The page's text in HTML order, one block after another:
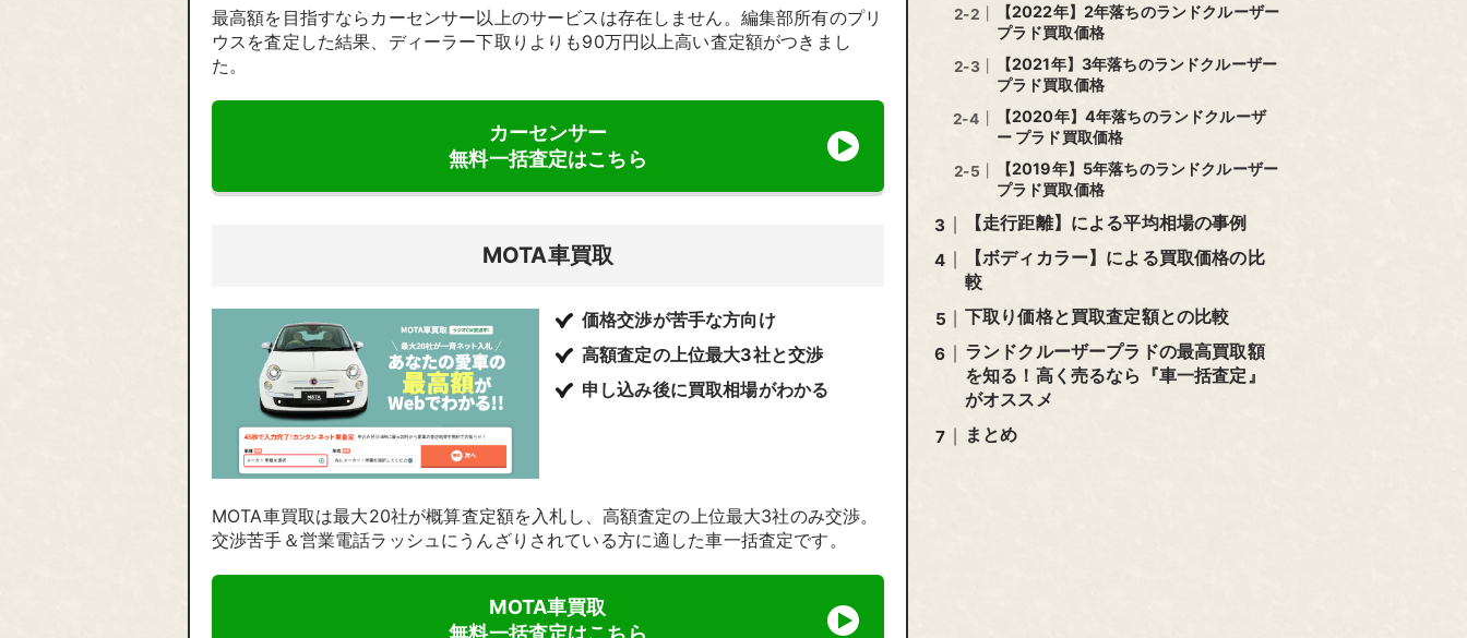
最高額を目指すならカーセンサー以上のサービスは存在しません。編集部所有のプリ
ウスを査定した結果、ディーラー下取りよりも90万円以上高い査定額がつきまし
た。
カーセンサー
無料一括査定はこちら
MOTA車買取
価格交渉が苦手な方向け
高額査定の上位最大3社と交渉
申し込み後に買取相場がわかる
MOTA車買取は最大20社が概算査定額を入札し、高額査定の上位最大3社のみ交渉。
交渉苦手＆営業電話ラッシュにうんざりされている方に適した車一括査定です。
MOTA車買取
無料一括査定はこちら
【2022年】2年落ちのランドクルーザー
プラド買取価格
【2021年】3年落ちのランドクルーザー
プラド買取価格
【2020年】4年落ちのランドクルーザ
ー プラド買取価格
【2019年】5年落ちのランドクルーザー
プラド買取価格
【走行距離】による平均相場の事例
【ボディカラー】による買取価格の比
較
下取り価格と買取査定額との比較
ランドクルーザープラドの最高買取額
を知る！高く売るなら『車一括査定』
がオススメ
まとめ